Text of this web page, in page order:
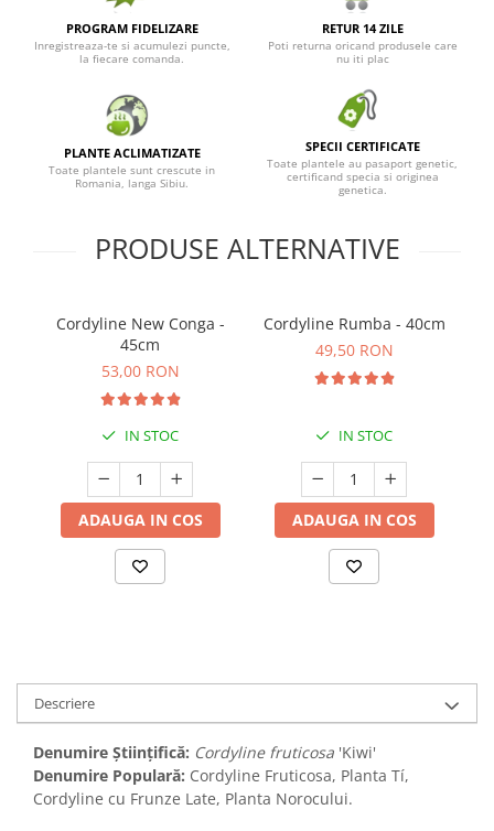
PROGRAM FIDELIZARE
Inregistreaza-te si acumulezi puncte,
la fiecare comanda.
RETUR 14 ZILE
Poti returna oricand produsele care
nu iti plac
PLANTE ACLIMATIZATE
Toate plantele sunt crescute in
Romania, langa Sibiu.
SPECII CERTIFICATE
Toate plantele au pasaport genetic,
certificand specia si originea
genetica.
PRODUSE ALTERNATIVE
Cordyline New Conga -
45cm
53,00 RON
IN STOC
ADAUGA IN COS
Cordyline Rumba - 40cm
49,50 RON
IN STOC
ADAUGA IN COS
Descriere
Denumire Științifică: Cordyline fruticosa 'Kiwi'
Denumire Populară: Cordyline Fruticosa, Planta Tí,
Cordyline cu Frunze Late, Planta Norocului.